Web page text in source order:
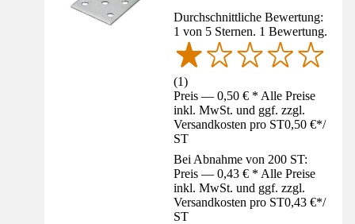
Durchschnittliche Bewertung:
1 von 5 Sternen. 1 Bewertung.
(1)
Preis — 0,50 € * Alle Preise
inkl. MwSt. und ggf. zzgl.
Versandkosten pro ST0,50 €*/
ST
Bei Abnahme von 200 ST:
Preis — 0,43 € * Alle Preise
inkl. MwSt. und ggf. zzgl.
Versandkosten pro ST0,43 €*/
ST